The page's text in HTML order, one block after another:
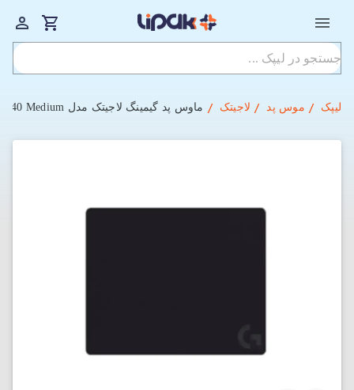
لیپک موس پد لاجیتک ماوس پد گیمینگ لاجیتک مدل Logitech G240 Medium